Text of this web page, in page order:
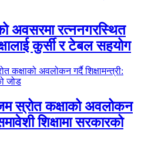
अवसरमा रत्ननगरस्थित
कुर्सी र टेबल सहयोग
स्रोत कक्षाको अवलोकन
शिक्षामा सरकारको